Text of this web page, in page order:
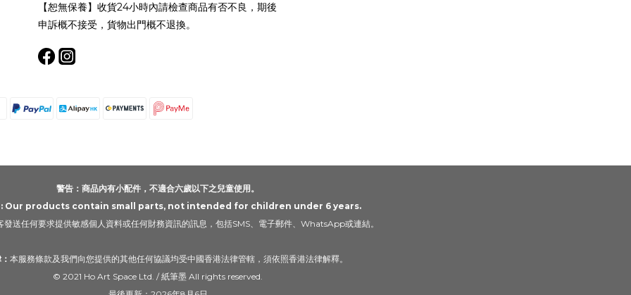
【恕無保養】收貨24小時內請檢查商品有否不良，期後
申訴概不接受，貨物出門概不退換。
警告：商品內有小配件，不適合六歲以下之兒童使用。
Our products contain small parts, not intended for children under 6 years.
發送任何要求提供敏感個人資料或任何財務資訊的訊息，包括SMS、電子郵件、WhatsApp或連結。
本服務條款及我們向您提供的其他任何協議均受中國香港法律管轄，須依照香港法律解釋。
© 2021 Ho Art Space Ltd. / 紙筆墨 All rights reserved.